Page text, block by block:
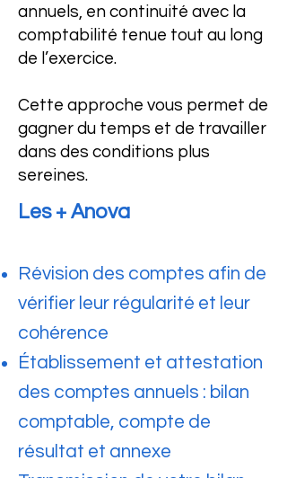
annuels, en continuité avec la
comptabilité tenue tout au long
de l’exercice.
Cette approche vous permet de
gagner du temps et de travailler
dans des conditions plus
sereines.
Les + Anova
Révision des comptes afin de
vérifier leur régularité et leur
cohérence
Établissement et attestation
des comptes annuels : bilan
comptable, compte de
résultat et annexe